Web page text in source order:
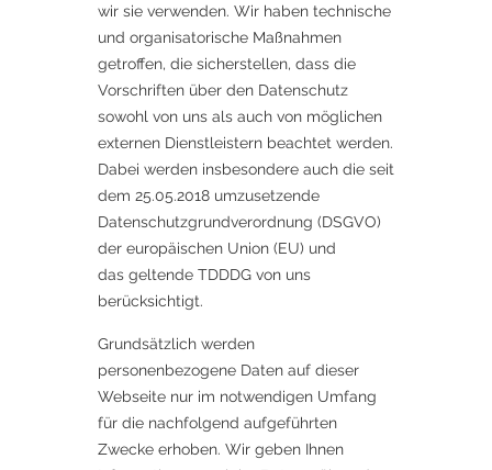
wir sie verwenden. Wir haben technische
und organisatorische Maßnahmen
getroffen, die sicherstellen, dass die
Vorschriften über den Datenschutz
sowohl von uns als auch von möglichen
externen Dienstleistern beachtet werden.
Dabei werden insbesondere auch die seit
dem 25.05.2018 umzusetzende
Datenschutzgrundverordnung (DSGVO)
der europäischen Union (EU) und
das geltende TDDDG von uns
berücksichtigt.
Grundsätzlich werden
personenbezogene Daten auf dieser
Webseite nur im notwendigen Umfang
für die nachfolgend aufgeführten
Zwecke erhoben. Wir geben Ihnen